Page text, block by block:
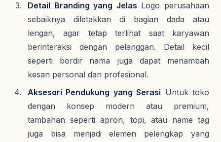
Detail Branding yang Jelas Logo perusahaan
sebaiknya diletakkan di bagian dada atau
lengan, agar tetap terlihat saat karyawan
berinteraksi dengan pelanggan. Detail kecil
seperti bordir nama juga dapat menambah
kesan personal dan profesional.
Aksesori Pendukung yang Serasi Untuk toko
dengan konsep modern atau premium,
tambahan seperti apron, topi, atau name tag
juga bisa menjadi elemen pelengkap yang